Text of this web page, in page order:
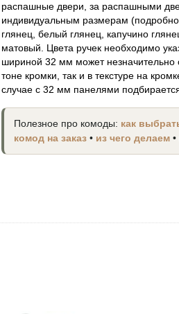
распашные двери, за распашными
индивидуальным размерам
глянец, белый глянец, капучино
матовый. Цвета ручек необходимо
шириной 32 мм может незначительно
тоне кромки, так и в текстуре на
случае с 32 мм панелями
Полезное про комоды: как
комод на заказ • из чего делаем •